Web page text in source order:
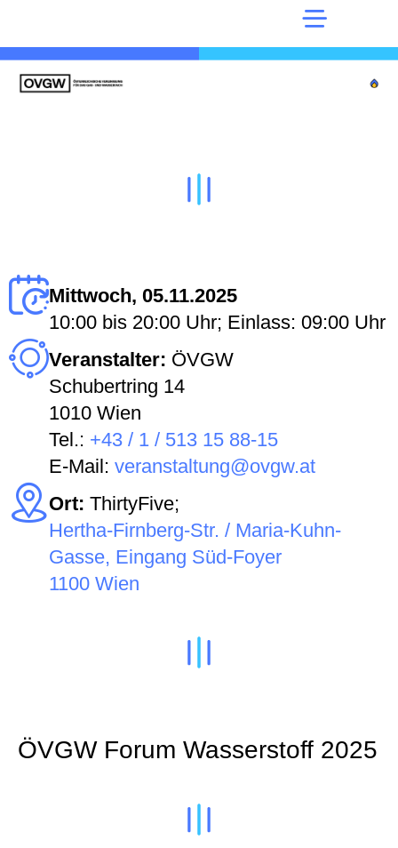
Mittwoch, 05.11.2025
10:00 bis 20:00 Uhr; Einlass: 09:00 Uhr
Veranstalter: ÖVGW
Schubertring 14
1010 Wien
Tel.: +43 / 1 / 513 15 88-15
E-Mail: veranstaltung@ovgw.at
Ort: ThirtyFive;
Hertha-Firnberg-Str. / Maria-Kuhn-
Gasse, Eingang Süd-Foyer
1100 Wien
ÖVGW Forum Wasserstoff 2025